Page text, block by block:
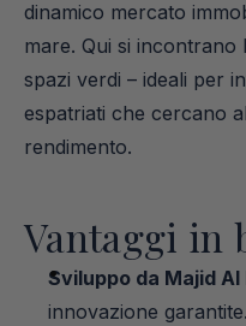
dinamico mercato
mare. Qui si
spazi verdi – ideali per
espatriati che cercano
rendimento.
Vantaggi in
Sviluppo da Majid Al
innovazione garantite.